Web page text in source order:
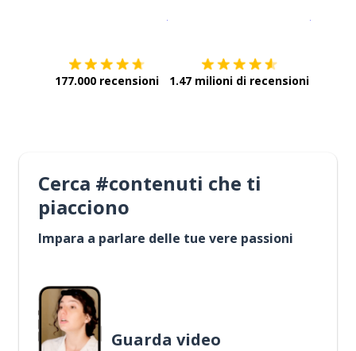
177.000 recensioni 1.47 milioni di recensioni
Cerca #contenuti che ti
piacciono
Impara a parlare delle tue vere passioni
Guarda video